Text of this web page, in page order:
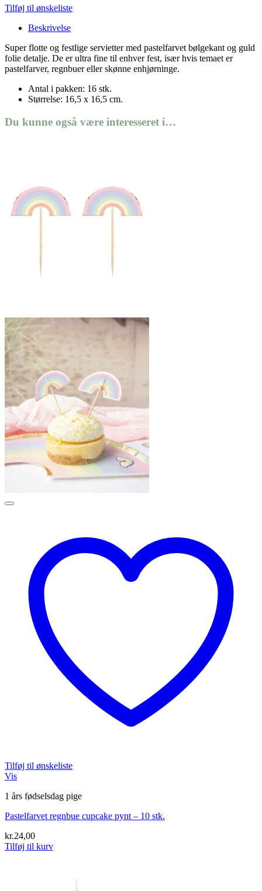
Tilføj til ønskeliste
Beskrivelse
Super flotte og festlige servietter med pastelfarvet bølgekant og guld
folie detalje. De er ultra fine til enhver fest, især hvis temaet er
pastelfarver, regnbuer eller skønne enhjørninge.
Antal i pakken: 16 stk.
Størrelse: 16,5 x 16,5 cm.
Du kunne også være interesseret i…
Tilføj til ønskeliste
Vis
1 års fødselsdag pige
Pastelfarvet regnbue cupcake pynt – 10 stk.
kr.24,00
Tilføj til kurv